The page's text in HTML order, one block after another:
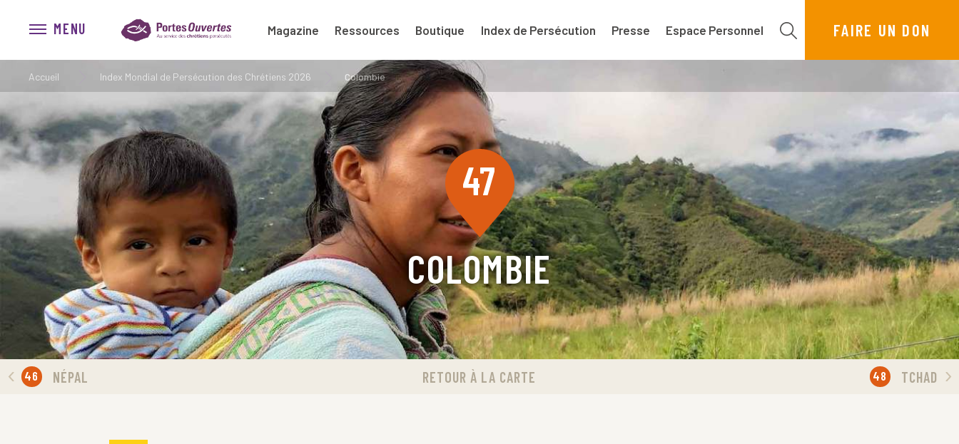
MENU Magazine Ressources Boutique Index de Persécution Presse Espace Personnel FAIRE UN DON
Accueil Index Mondial de Persécution des Chrétiens 2026 Colombie
47
COLOMBIE
46 NÉPAL RETOUR À LA CARTE 48 TCHAD